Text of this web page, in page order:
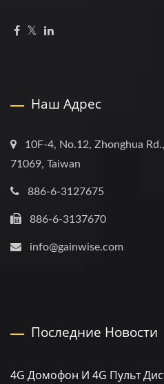
Наш Адрес
10F-4, No.12, Zhonghua
71069, Taiwan
886-6-3127675
886-6-3137670
info@gainwise.com
Последние Новости
4G Домофон И 4G Пульт